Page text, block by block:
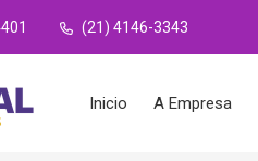
(21) 4146-3343
Inicio A Empresa